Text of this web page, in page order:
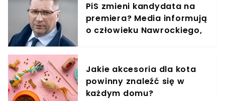
PiS zmieni kandydata na
premiera? Media informują
o człowieku Nawrockiego,
Jakie akcesoria dla kota
powinny znaleźć się w
każdym domu?